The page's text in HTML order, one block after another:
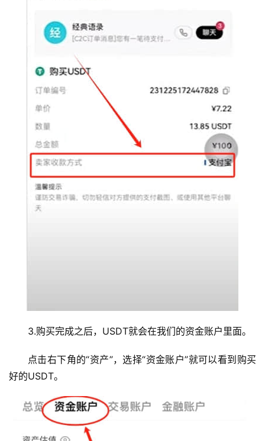
3.购买完成之后，USDT就会在我们的资金账户里面。
点击右下角的“资产”，选择“资金账户”就可以看到购买
好的USDT。